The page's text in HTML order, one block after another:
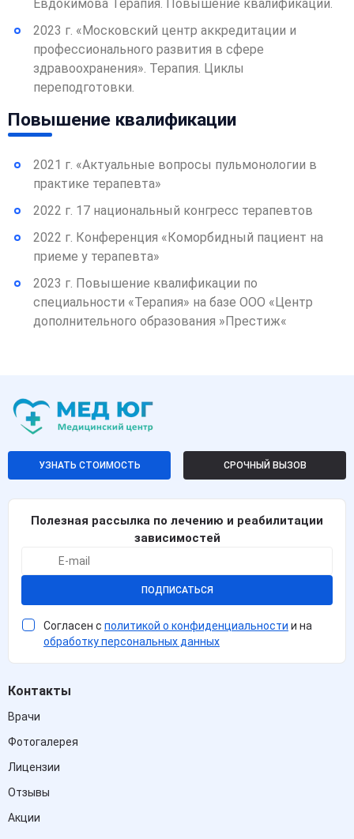
Евдокимова Терапия. Повышение квалификации.
2023 г. «Московский центр аккредитации и
профессионального развития в сфере
здравоохранения». Терапия. Циклы
переподготовки.
Повышение квалификации
2021 г. «Актуальные вопросы пульмонологии в
практике терапевта»
2022 г. 17 национальный конгресс терапевтов
2022 г. Конференция «Коморбидный пациент на
приеме у терапевта»
2023 г. Повышение квалификации по
специальности «Терапия» на базе ООО «Центр
дополнительного образования »Престиж«
УЗНАТЬ СТОИМОСТЬ СРОЧНЫЙ ВЫЗОВ
Полезная рассылка по лечению и реабилитации
зависимостей
ПОДПИСАТЬСЯ
Согласен с политикой о конфиденциальности и на
обработку персональных данных
Контакты
Врачи
Фотогалерея
Лицензии
Отзывы
Акции